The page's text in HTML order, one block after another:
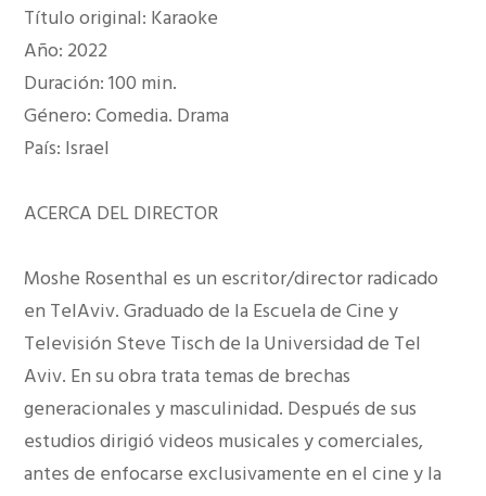
Título original: Karaoke
Año: 2022
Duración: 100 min.
Género: Comedia. Drama
País: Israel
ACERCA DEL DIRECTOR
Moshe Rosenthal es un escritor/director radicado
en TelAviv. Graduado de la Escuela de Cine y
Televisión Steve Tisch de la Universidad de Tel
Aviv. En su obra trata temas de brechas
generacionales y masculinidad. Después de sus
estudios dirigió videos musicales y comerciales,
antes de enfocarse exclusivamente en el cine y la